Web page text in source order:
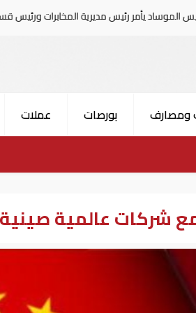
مديرية المخابرات ورئيس قسم إيران بالاستقالة
ومصارف بورصات عملات
شركات عالمية صينية